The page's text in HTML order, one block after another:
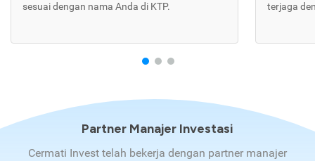
sesuai dengan nama Anda di KTP.
terjaga
Partner Manajer Investasi
Cermati Invest telah bekerja dengan partner manajer